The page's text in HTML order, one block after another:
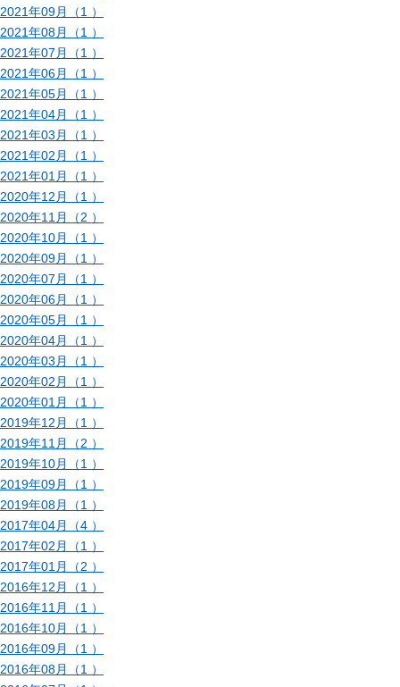
2021年09月（1 ）
2021年08月（1 ）
2021年07月（1 ）
2021年06月（1 ）
2021年05月（1 ）
2021年04月（1 ）
2021年03月（1 ）
2021年02月（1 ）
2021年01月（1 ）
2020年12月（1 ）
2020年11月（2 ）
2020年10月（1 ）
2020年09月（1 ）
2020年07月（1 ）
2020年06月（1 ）
2020年05月（1 ）
2020年04月（1 ）
2020年03月（1 ）
2020年02月（1 ）
2020年01月（1 ）
2019年12月（1 ）
2019年11月（2 ）
2019年10月（1 ）
2019年09月（1 ）
2019年08月（1 ）
2017年04月（4 ）
2017年02月（1 ）
2017年01月（2 ）
2016年12月（1 ）
2016年11月（1 ）
2016年10月（1 ）
2016年09月（1 ）
2016年08月（1 ）